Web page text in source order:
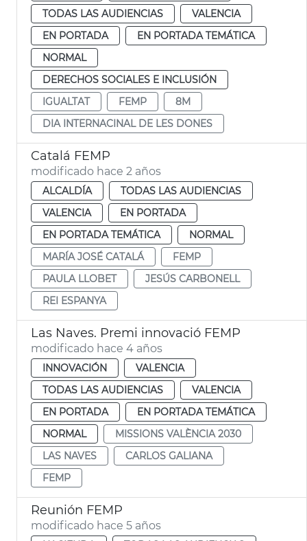
TODAS LAS AUDIENCIAS
VALENCIA
EN PORTADA
EN PORTADA TEMÁTICA
NORMAL
DERECHOS SOCIALES E INCLUSIÓN
IGUALTAT
FEMP
8M
DIA INTERNACINAL DE LES DONES
Catalá FEMP
modificado hace 2 años
ALCALDÍA
TODAS LAS AUDIENCIAS
VALENCIA
EN PORTADA
EN PORTADA TEMÁTICA
NORMAL
MARÍA JOSÉ CATALÁ
FEMP
PAULA LLOBET
JESÚS CARBONELL
REI ESPANYA
Las Naves. Premi innovació FEMP
modificado hace 4 años
INNOVACIÓN
VALENCIA
TODAS LAS AUDIENCIAS
VALENCIA
EN PORTADA
EN PORTADA TEMÁTICA
NORMAL
MISSIONS VALÈNCIA 2030
LAS NAVES
CARLOS GALIANA
FEMP
Reunión FEMP
modificado hace 5 años